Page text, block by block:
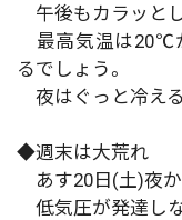
午後もカラッと
最高気温は20℃
るでしょう。
夜はぐっと冷える
◆週末は大荒れ
あす20日(土)夜か
低気圧が発達し